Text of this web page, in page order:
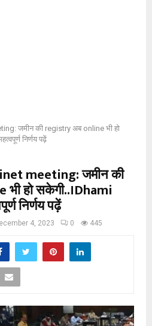
जमीन की registry अब online भी हो
निर्णय पढ़ें
meeting: जमीन की
हो सकेगी..।Dhami
निर्णय पढ़ें
4, 2023 0 445